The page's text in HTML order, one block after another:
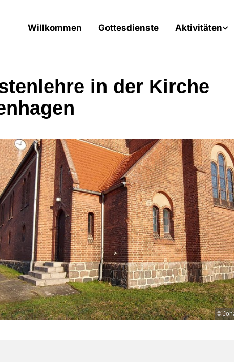
Willkommen Gottesdienste Aktivitäten
in der Kirche
©